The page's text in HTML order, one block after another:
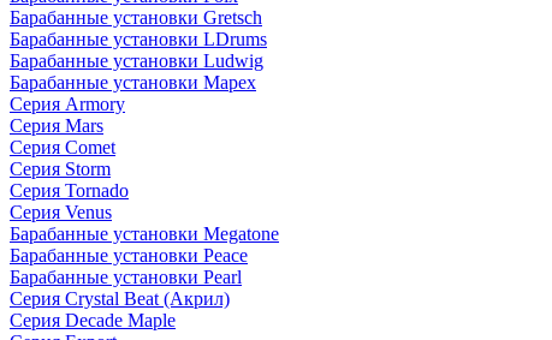
Барабанные установки Gretsch
Барабанные установки LDrums
Барабанные установки Ludwig
Барабанные установки Mapex
Серия Armory
Серия Mars
Серия Comet
Серия Storm
Серия Tornado
Серия Venus
Барабанные установки Megatone
Барабанные установки Peace
Барабанные установки Pearl
Серия Crystal Beat (Акрил)
Серия Decade Maple